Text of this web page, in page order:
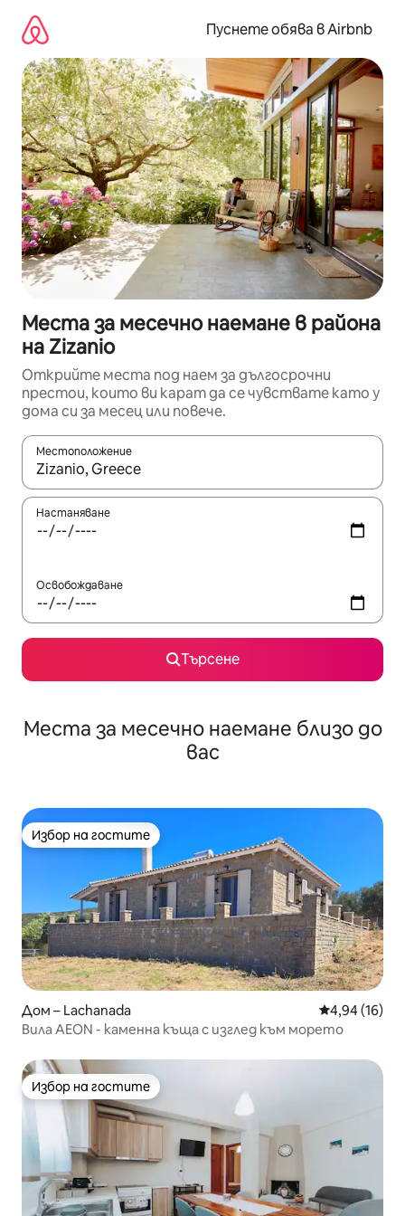
съдържанието
Пуснете обява в Airbnb
Места за месечно наемане в района
на Zizanio
Открийте места под наем за дългосрочни
престои, които ви карат да се чувствате като у
дома си за месец или повече.
Местоположение
Когато резултатите се покажат, използвайте
Настаняване
Освобождаване
Търсене
Места за месечно наемане близо до
вас
Избор на гостите
Избор на гостите
Дом – Lachanada Средна
4,94 (16)
Вила AEON - каменна къща с изглед към морето
Избор на гостите
Избор на гостите